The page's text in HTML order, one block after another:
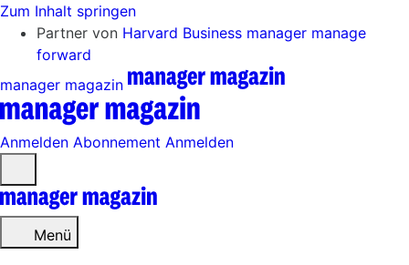
Zum Inhalt springen
Partner von Harvard Business manager manage
forward
manager magazin
Anmelden Abonnement Anmelden
öffnen
Menü